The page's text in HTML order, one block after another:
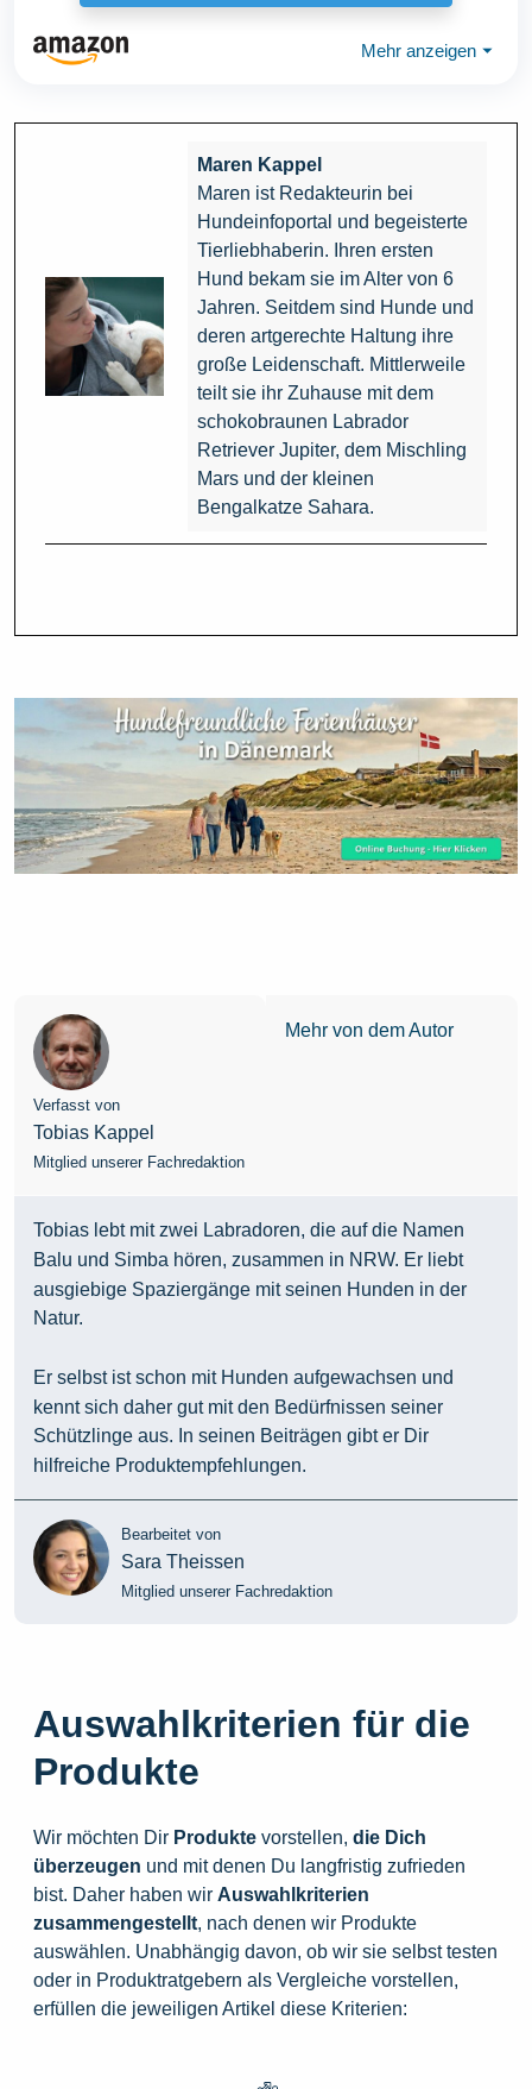
Mehr anzeigen ⏷
Maren Kappel
Maren ist Redakteurin bei
Hundeinfoportal und begeisterte
Tierliebhaberin. Ihren ersten
Hund bekam sie im Alter von 6
Jahren. Seitdem sind Hunde und
deren artgerechte Haltung ihre
große Leidenschaft. Mittlerweile
teilt sie ihr Zuhause mit dem
schokobraunen Labrador
Retriever Jupiter, dem Mischling
Mars und der kleinen
Bengalkatze Sahara.
Verfasst von
Tobias Kappel
Mitglied unserer Fachredaktion
Mehr von dem Autor
Tobias lebt mit zwei Labradoren, die auf die Namen
Balu und Simba hören, zusammen in NRW. Er liebt
ausgiebige Spaziergänge mit seinen Hunden in der
Natur.
Er selbst ist schon mit Hunden aufgewachsen und
kennt sich daher gut mit den Bedürfnissen seiner
Schützlinge aus. In seinen Beiträgen gibt er Dir
hilfreiche Produktempfehlungen.
Bearbeitet von
Sara Theissen
Mitglied unserer Fachredaktion
Auswahlkriterien für die
Produkte
Wir möchten Dir Produkte vorstellen, die Dich
überzeugen und mit denen Du langfristig zufrieden
bist. Daher haben wir Auswahlkriterien
zusammengestellt, nach denen wir Produkte
auswählen. Unabhängig davon, ob wir sie selbst testen
oder in Produktratgebern als Vergleiche vorstellen,
erfüllen die jeweiligen Artikel diese Kriterien: